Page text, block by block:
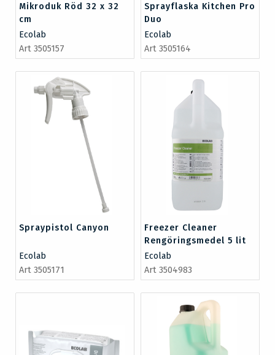
Mikroduk Röd 32 x 32
cm
Ecolab
Art 3505157
Sprayflaska Kitchen Pro
Duo
Ecolab
Art 3505164
Spraypistol Canyon
Ecolab
Art 3505171
Freezer Cleaner
Rengöringsmedel 5 lit
Ecolab
Art 3504983